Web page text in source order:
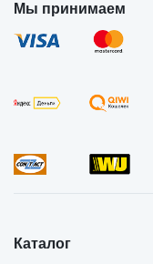
Мы принимаем
Каталог